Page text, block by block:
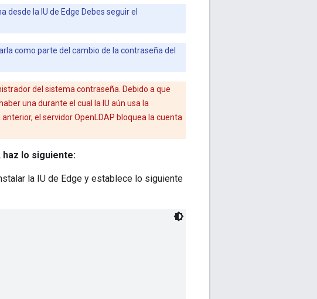
la IU de Edge Debes seguir el
como parte del cambio de la contraseña del
del sistema contraseña. Debido a que
una durante el cual la IU aún usa la
el servidor OpenLDAP bloquea la cuenta
lo siguiente:
la IU de Edge y establece lo siguiente